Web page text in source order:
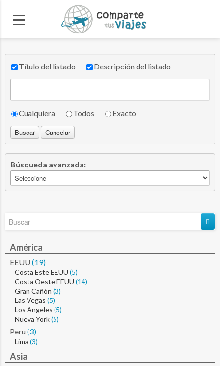
Título del listado Descripción del listado
Cualquiera Todos Exacto
Buscar Cancelar
Búsqueda avanzada:
América
EEUU (19)
Costa Este EEUU (5)
Costa Oeste EEUU (14)
Gran Cañón (3)
Las Vegas (5)
Los Angeles (5)
Nueva York(5)
Peru (3)
Lima (3)
Asia